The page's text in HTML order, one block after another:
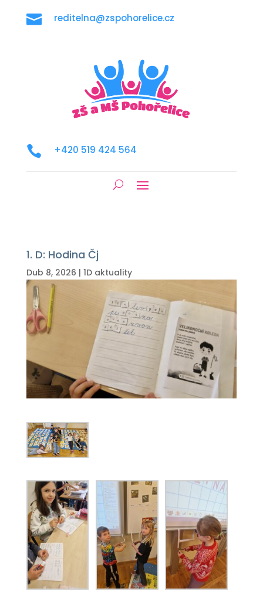
 reditelna@zspohorelice.cz
 +420 519 424 564
1. D: Hodina Čj
Dub 8, 2026 | 1D aktuality